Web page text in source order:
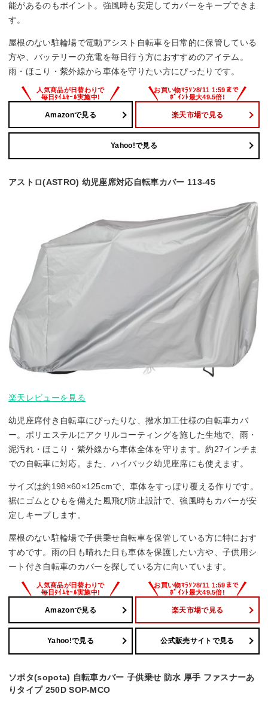
能があるのもポイント。強風時も安定してカバーをキープできま
す。
屋根のない駐輪場で電動アシスト自転車を日常的に保管している
方や、バッテリーの充電を毎日行う方におすすめのアイテム。
雨・ほこり・紫外線から車体を守りたい方にぴったりです。
Amazonで見る 楽天市場で見る
Yahoo!で見る
アストロ(ASTRO) 幼児座席対応自転車カバー 113-45
楽天レビューを見る
幼児座席付き自転車にぴったりな、撥水加工仕様の自転車カバ
ー。ポリエステルにアクリルコーティングを施した生地で、雨・
泥汚れ・ほこり・紫外線から車体全体を守ります。約27インチま
での自転車に対応。また、ハイバック幼児座席にも使えます。
サイズは約198×60×125cmで、車体をすっぽり覆える作りです。
裾にゴムとひもを備えた風飛び防止設計で、強風時もカバーが安
定しキープします。
屋根のない駐輪場で子供乗せ自転車を保管している方に特におす
すめです。雨の日も晴れた日も車体を保護したい方や、子供用シ
ート付き自転車のカバーを探している方に向いています。
Amazonで見る 楽天市場で見る
Yahoo!で見る 公式販売サイトで見る
ソポタ(sopota) 自転車カバー 子供乗せ 防水 厚手 ファスナーあ
りタイプ 250D SOP-MCO